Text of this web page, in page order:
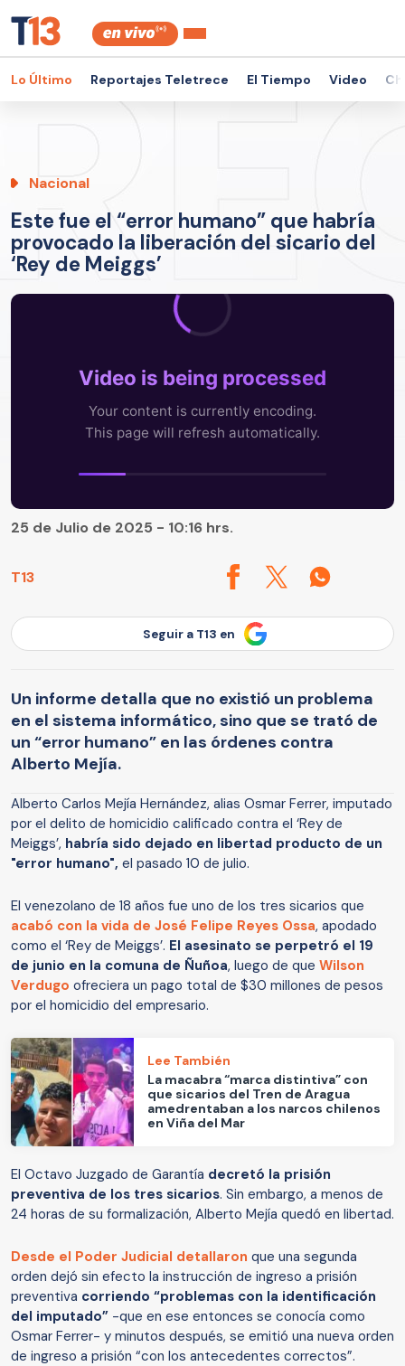
Lo Último Reportajes Teletrece El Tiempo Video
Nacional
Este fue el “error humano” que habría
provocado la liberación del sicario del
‘Rey de Meiggs’
T13
25 de Julio de 2025 - 10:16 hrs.
Seguir a T13 en
Un informe detalla que no existió un problema
en el sistema informático, sino que se trató de
un “error humano” en las órdenes contra
Alberto Mejía.
Alberto Carlos Mejía Hernández, alias Osmar Ferrer, imputado
por el delito de homicidio calificado contra el ‘Rey de
Meiggs’, habría sido dejado en libertad producto de un
"error humano", el pasado 10 de julio.
El venezolano de 18 años fue uno de los tres sicarios que
acabó con la vida de José Felipe Reyes Ossa, apodado
como el ‘Rey de Meiggs’. El asesinato se perpetró el 19
de junio en la comuna de Ñuñoa, luego de que Wilson
Verdugo ofreciera un pago total de $30 millones de pesos
por el homicidio del empresario.
Lee También
La macabra “marca distintiva” con
que sicarios del Tren de Aragua
amedrentaban a los narcos chilenos
en Viña del Mar
El Octavo Juzgado de Garantía decretó la prisión
preventiva de los tres sicarios. Sin embargo, a menos de
24 horas de su formalización, Alberto Mejía quedó en libertad.
Desde el Poder Judicial detallaron que una segunda
orden dejó sin efecto la instrucción de ingreso a prisión
preventiva corriendo “problemas con la identificación
del imputado” -que en ese entonces se conocía como
Osmar Ferrer- y minutos después, se emitió una nueva orden
de ingreso a prisión “con los antecedentes correctos”.